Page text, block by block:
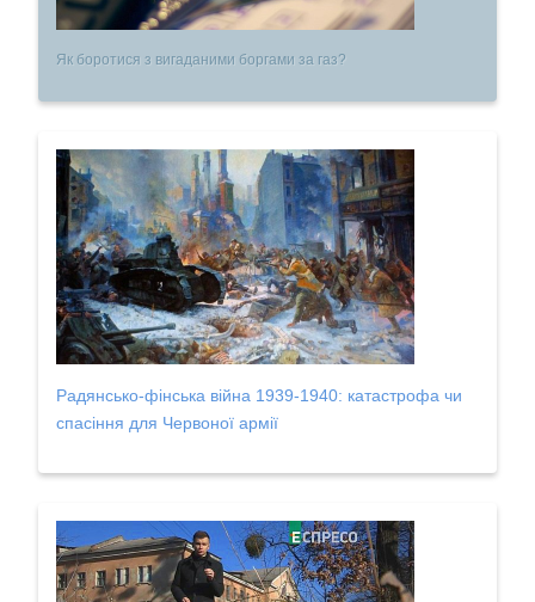
Як боротися з вигаданими боргами за газ?
Радянсько-фінська війна 1939-1940: катастрофа чи
спасіння для Червоної армії